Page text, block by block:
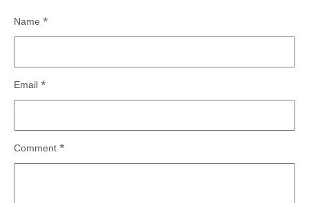
Comment *
Name *
Email *